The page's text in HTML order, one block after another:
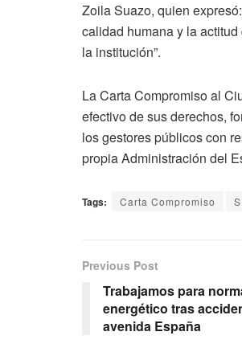
Zoila Suazo, quien
calidad humana y la
la institución”.
La Carta Compromiso al
efectivo de sus derechos,
los gestores públicos con
propia Administración del
Tags: Carta Compromiso
Previous Post
Trabajamos para
energético tras
avenida España